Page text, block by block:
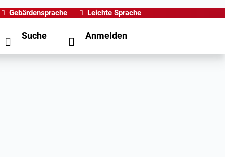
Gebärdensprache Leichte Sprache
Suche Anmelden